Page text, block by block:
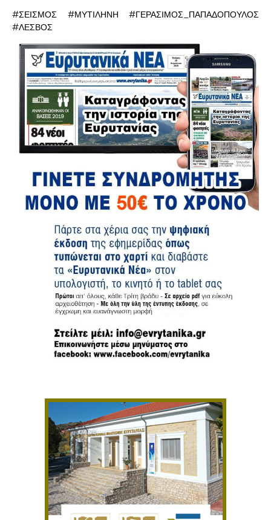
#ΣΕΙΣΜΟΣ #ΜΥΤΙΛΗΝΗ #ΓΕΡΑΣΙΜΟΣ_ΠΑΠΑΔΟΠΟΥΛΟΣ
#ΛΕΣΒΟΣ